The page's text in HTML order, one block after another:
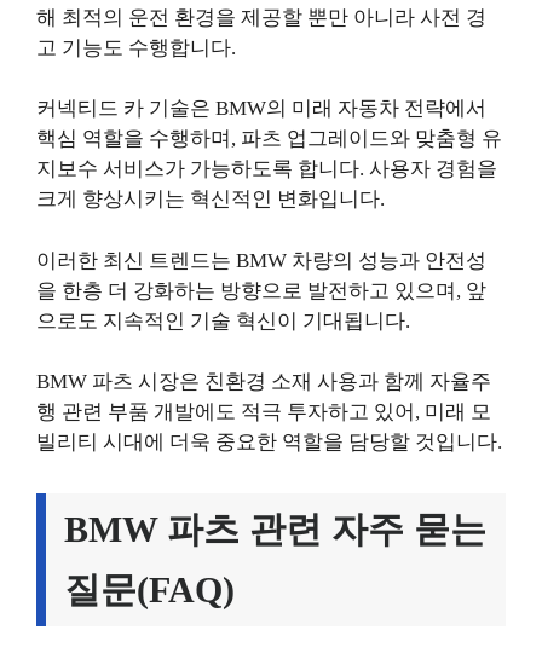
해 최적의 운전 환경을 제공할 뿐만 아니라 사전 경
고 기능도 수행합니다.
커넥티드 카 기술은 BMW의 미래 자동차 전략에서
핵심 역할을 수행하며, 파츠 업그레이드와 맞춤형 유
지보수 서비스가 가능하도록 합니다. 사용자 경험을
크게 향상시키는 혁신적인 변화입니다.
이러한 최신 트렌드는 BMW 차량의 성능과 안전성
을 한층 더 강화하는 방향으로 발전하고 있으며, 앞
으로도 지속적인 기술 혁신이 기대됩니다.
BMW 파츠 시장은 친환경 소재 사용과 함께 자율주
행 관련 부품 개발에도 적극 투자하고 있어, 미래 모
빌리티 시대에 더욱 중요한 역할을 담당할 것입니다.
BMW 파츠 관련 자주 묻는
질문(FAQ)